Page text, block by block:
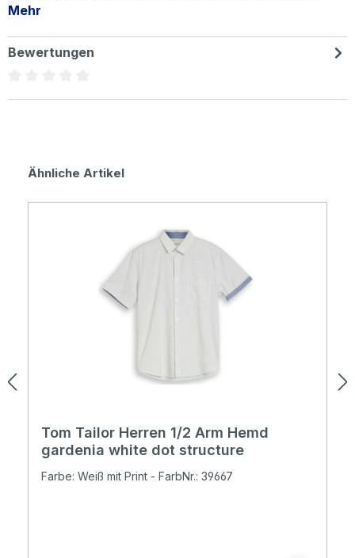
Mehr
Bewertungen
Produktgalerie überspringen
Ähnliche Artikel
Tom Tailor Herren 1/2 Arm Hemd
gardenia white dot structure
Farbe: Weiß mit Print - FarbNr.: 39667